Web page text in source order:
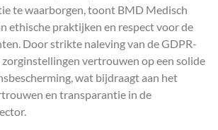
te waarborgen, toont BMD Medisch
ethische praktijken en respect voor de
Door strikte naleving van de GDPR-
vertrouwen op een solide
wat bijdraagt aan het
en transparantie in de